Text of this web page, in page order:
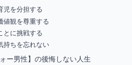
児を分担する
値観を尊重する
とに挑戦する
持ちを忘れない
ー男性】の後悔しない人生